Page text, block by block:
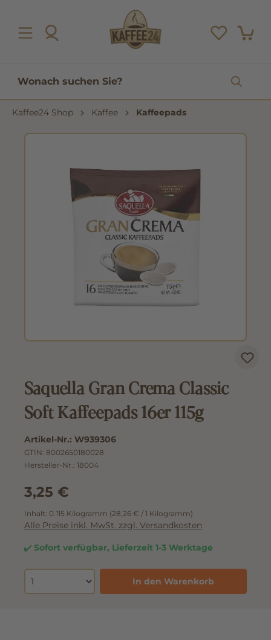
Kaffee24 Shop Kaffee Kaffeepads
Saquella Gran Crema Classic
Soft Kaffeepads 16er 115g
Artikel-Nr.: W939306
GTIN: 8002650180028
Hersteller-Nr.: 18004
3,25 €
Inhalt: 0.115 Kilogramm (28,26 € / 1 Kilogramm)
Alle Preise inkl. MwSt. zzgl. Versandkosten
Sofort verfügbar, Lieferzeit 1-3 Werktage
In den Warenkorb